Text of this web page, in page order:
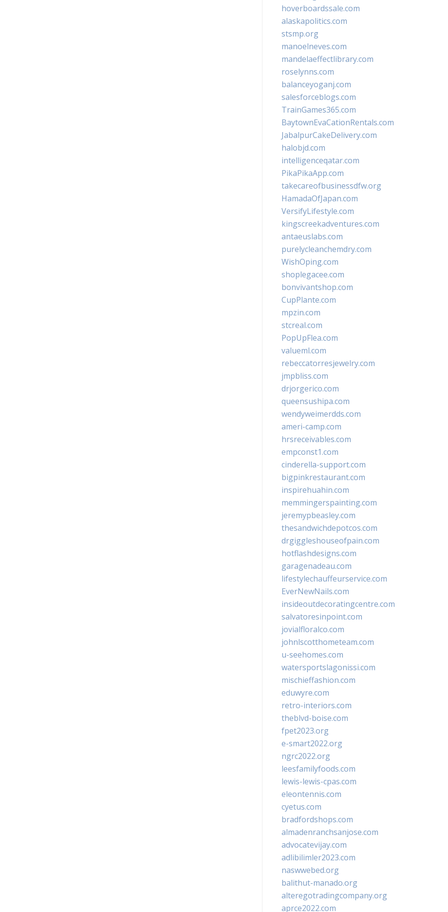
hoverboardssale.com
alaskapolitics.com
stsmp.org
manoelneves.com
mandelaeffectlibrary.com
roselynns.com
balanceyoganj.com
salesforceblogs.com
TrainGames365.com
BaytownEvaCationRentals.com
JabalpurCakeDelivery.com
halobjd.com
intelligenceqatar.com
PikaPikaApp.com
takecareofbusinessdfw.org
HamadaOfJapan.com
VersifyLifestyle.com
kingscreekadventures.com
antaeuslabs.com
purelycleanchemdry.com
WishOping.com
shoplegacee.com
bonvivantshop.com
CupPlante.com
mpzin.com
stcreal.com
PopUpFlea.com
valueml.com
rebeccatorresjewelry.com
jmpbliss.com
drjorgerico.com
queensushipa.com
wendyweimerdds.com
ameri-camp.com
hrsreceivables.com
empconst1.com
cinderella-support.com
bigpinkrestaurant.com
inspirehuahin.com
memmingerspainting.com
jeremypbeasley.com
thesandwichdepotcos.com
drgiggleshouseofpain.com
hotflashdesigns.com
garagenadeau.com
lifestylechauffeurservice.com
EverNewNails.com
insideoutdecoratingcentre.com
salvatoresinpoint.com
jovialfloralco.com
johnlscotthometeam.com
u-seehomes.com
watersportslagonissi.com
mischieffashion.com
eduwyre.com
retro-interiors.com
theblvd-boise.com
fpet2023.org
e-smart2022.org
ngrc2022.org
leesfamilyfoods.com
lewis-lewis-cpas.com
eleontennis.com
cyetus.com
bradfordshops.com
almadenranchsanjose.com
advocatevijay.com
adlibilimler2023.com
naswwebed.org
balithut-manado.org
alteregotradingcompany.org
aprce2022.com